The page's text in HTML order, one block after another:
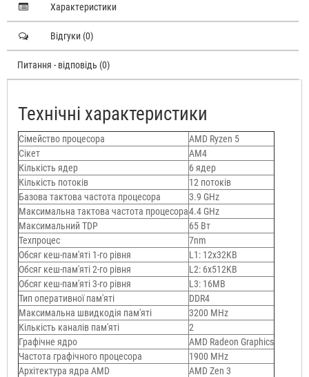
Характеристики
Відгуки (0)
Питання - відповідь (0)
Технічні характеристики
Сімейство процесора
AMD Ryzen 5
Сікет
AM4
Кількість ядер
6 ядер
Кількість потоків
12 потоків
Базова тактова частота процесора
3.9 GHz
Максимальна тактова частота процесора4.4 GHz
Максимальний TDP
65 Вт
Техпроцес
7nm
Обсяг кеш-пам'яті 1-го рівня
L1: 12х32KB
Обсяг кеш-пам'яті 2-го рівня
L2: 6x512KB
Обсяг кеш-пам'яті 3-го рівня
L3: 16MB
Тип оперативної пам'яті
DDR4
Максимальна швидкодія пам'яті
3200 MHz
Кількість каналів пам'яті
2
Графічне ядро
AMD Radeon Graphics
Частота графічного процесора
1900 MHz
Архітектура ядра AMD
AMD Zen 3